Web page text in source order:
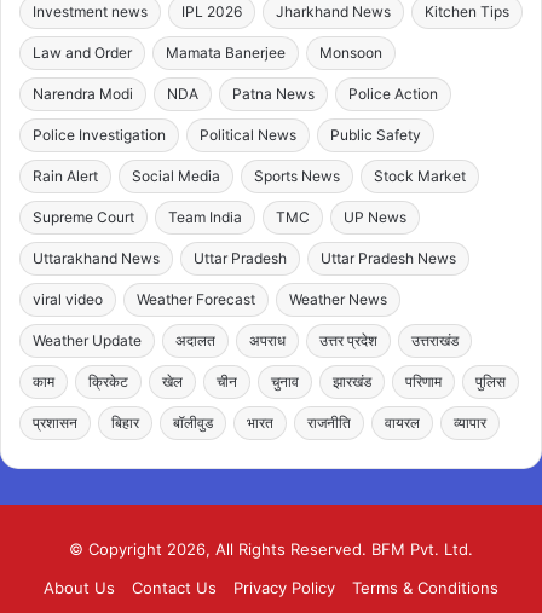
Investment news IPL 2026 Jharkhand News Kitchen Tips
Law and Order Mamata Banerjee Monsoon
Narendra Modi NDA Patna News Police Action
Police Investigation Political News Public Safety
Rain Alert Social Media Sports News Stock Market
Supreme Court Team India TMC UP News
Uttarakhand News Uttar Pradesh Uttar Pradesh News
viral video Weather Forecast Weather News
Weather Update अदालत अपराध उत्तर प्रदेश उत्तराखंड
काम क्रिकेट खेल चीन चुनाव झारखंड परिणाम पुलिस
प्रशासन बिहार बॉलीवुड भारत राजनीति वायरल व्यापार
© Copyright 2026, All Rights Reserved. BFM Pvt. Ltd.
About Us
Contact Us Privacy Policy Terms & Conditions